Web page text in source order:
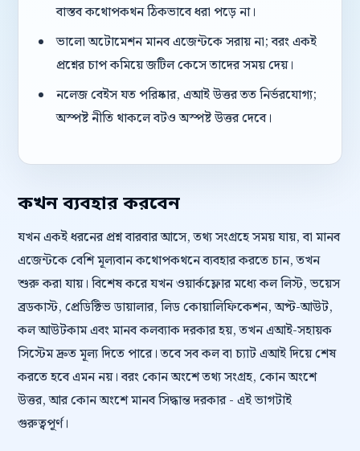
বাস্তব কথোপকথন ঠিকভাবে ধরা পড়ে না।
ভালো অটোমেশন মানব এজেন্টকে সরায় না; বরং একই
প্রশ্নের চাপ কমিয়ে জটিল কেসে তাদের সময় দেয়।
নলেজ বেইস যত পরিষ্কার, এআই উত্তর তত নির্ভরযোগ্য;
অস্পষ্ট নীতি থাকলে বটও অস্পষ্ট উত্তর দেবে।
কখন ব্যবহার করবেন
যখন একই ধরনের প্রশ্ন বারবার আসে, তথ্য সংগ্রহে সময় যায়, বা মানব
এজেন্টকে বেশি মূল্যবান কথোপকথনে ব্যবহার করতে চান, তখন
শুরু করা যায়। বিশেষ করে যখন ওয়ার্কফ্লোর মধ্যে কল লিস্ট, ভয়েস
ব্রডকাস্ট, প্রেডিক্টিভ ডায়ালার, লিড কোয়ালিফিকেশন, অপ্ট-আউট,
কল আউটকাম এবং মানব কলব্যাক দরকার হয়, তখন এআই-সহায়ক
সিস্টেম দ্রুত মূল্য দিতে পারে। তবে সব কল বা চ্যাট এআই দিয়ে শেষ
করতে হবে এমন নয়। বরং কোন অংশে তথ্য সংগ্রহ, কোন অংশে
উত্তর, আর কোন অংশে মানব সিদ্ধান্ত দরকার - এই ভাগটাই
গুরুত্বপূর্ণ।